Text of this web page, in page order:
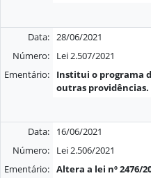
Data: 28/06/2021
Número:
Lei 2.507/2021
Ementário:
Institui o programa
outras providências.
Data:
16/06/2021
Número:
Lei 2.506/2021
Ementário: Altera a lei nº 2476/